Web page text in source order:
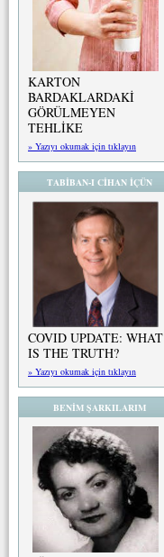
KARTON
BARDAKLARDAKİ
GÖRÜLMEYEN
TEHLİKE
» Yazıyı okumak için tıklayın
TABİBAN-I CİHAN İÇÜN
COVID UPDATE: WHAT
IS THE TRUTH?
» Yazıyı okumak için tıklayın
BENİM ŞARKILARIM